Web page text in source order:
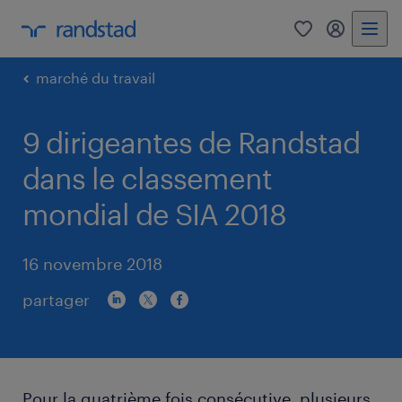
0 my
marché du travail
9 dirigeantes de Randstad
dans le classement
mondial de SIA 2018
16 novembre 2018
partager